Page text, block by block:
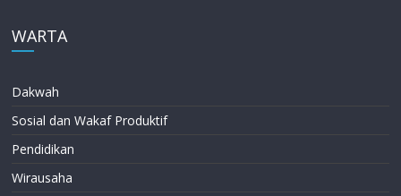
WARTA
Dakwah
Sosial dan Wakaf Produktif
Pendidikan
Wirausaha